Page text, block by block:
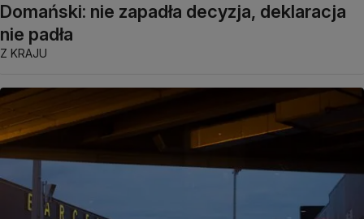
Domański: nie zapadła decyzja, deklaracja
nie padła
Z KRAJU